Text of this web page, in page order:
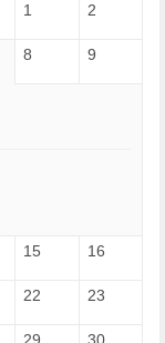
1 2
8 9
15 16
22 23